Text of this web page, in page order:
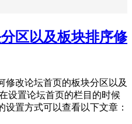
区以及板块排序修
修改论坛首页的板块分区以及
设置论坛首页的栏目的时候
置方式可以查看以下文章：